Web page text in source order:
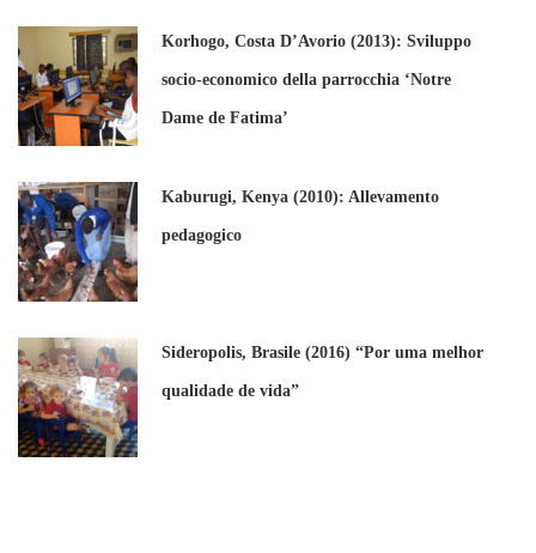
Korhogo, Costa D’Avorio (2013): Sviluppo
socio-economico della parrocchia ‘Notre
Dame de Fatima’
Kaburugi, Kenya (2010): Allevamento
pedagogico
Sideropolis, Brasile (2016) “Por uma melhor
qualidade de vida”